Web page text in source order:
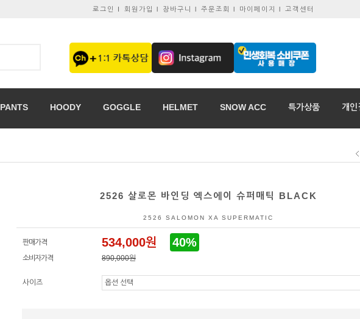
로그인 I 회원가입 l 장바구니 l 주문조회 l 마이페이지 l 고객센터
PANTS HOODY GOGGLE HELMET SNOW ACC 특가상품 개인
2526 살로몬 바인딩 엑스에이 슈퍼매틱 BLACK
2526 SALOMON XA SUPERMATIC
판매가격 534,000원 40%
소비자가격 890,000원
사이즈